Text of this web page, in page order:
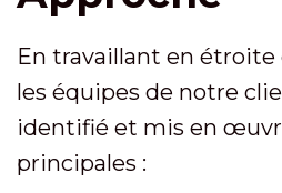
En travaillant en étroite
les équipes de notre
identifié et mis en
principales :